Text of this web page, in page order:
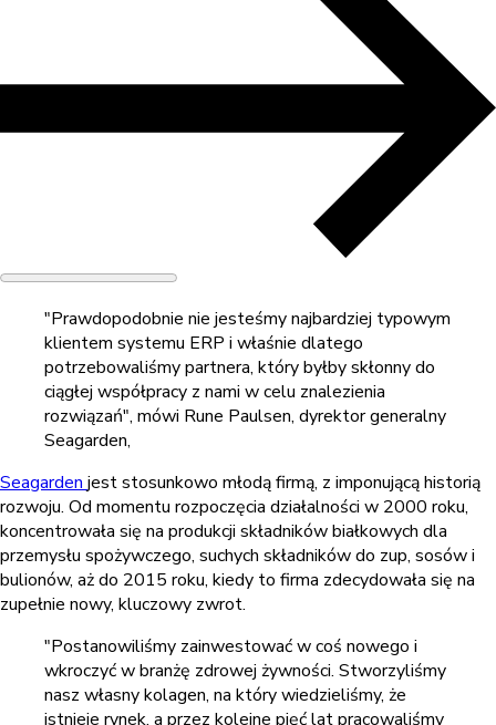
"Prawdopodobnie nie jesteśmy najbardziej typowym
klientem systemu ERP i właśnie dlatego
potrzebowaliśmy partnera, który byłby skłonny do
ciągłej współpracy z nami w celu znalezienia
rozwiązań", mówi Rune Paulsen, dyrektor generalny
Seagarden,
Seagarden jest stosunkowo młodą firmą, z imponującą historią
rozwoju. Od momentu rozpoczęcia działalności w 2000 roku,
koncentrowała się na produkcji składników białkowych dla
przemysłu spożywczego, suchych składników do zup, sosów i
bulionów, aż do 2015 roku, kiedy to firma zdecydowała się na
zupełnie nowy, kluczowy zwrot.
"Postanowiliśmy zainwestować w coś nowego i
wkroczyć w branżę zdrowej żywności. Stworzyliśmy
nasz własny kolagen, na który wiedzieliśmy, że
istnieje rynek, a przez kolejne pięć lat pracowaliśmy